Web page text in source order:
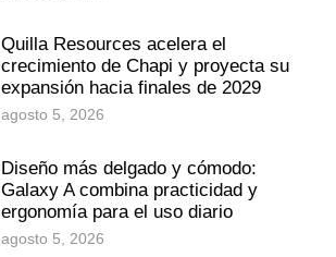
Quilla Resources acelera el
crecimiento de Chapi y proyecta su
expansión hacia finales de 2029
agosto 5, 2026
Diseño más delgado y cómodo:
Galaxy A combina practicidad y
ergonomía para el uso diario
agosto 5, 2026